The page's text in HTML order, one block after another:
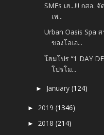
SMEs เฮ...!!! กสอ.
เพ...
Urban Oasis Spa
ของโอเอ...
โฮมโปร “1 DAY
โปรโม...
► January(124)
► 2019(1346)
► 2018(214)